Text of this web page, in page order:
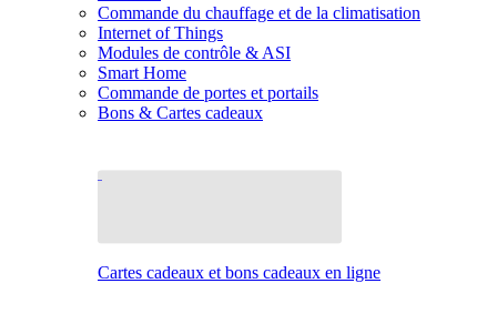
Commande du chauffage et de la climatisation
Internet of Things
Modules de contrôle & ASI
Smart Home
Commande de portes et portails
Bons & Cartes cadeaux
Cartes cadeaux et bons cadeaux en ligne